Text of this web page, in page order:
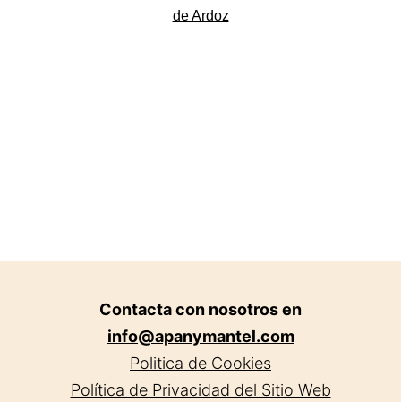
de Ardoz
Contacta con nosotros en
info@apanymantel.com
Politica de Cookies
Política de Privacidad del Sitio Web